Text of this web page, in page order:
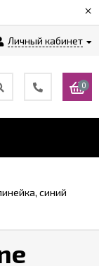
×
Личный кабинет
0
синий